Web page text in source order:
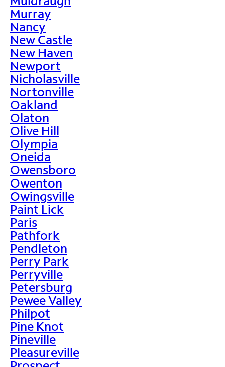
Murray
Nancy
New Castle
New Haven
Newport
Nicholasville
Nortonville
Oakland
Olaton
Olive Hill
Olympia
Oneida
Owensboro
Owenton
Owingsville
Paint Lick
Paris
Pathfork
Pendleton
Perry Park
Perryville
Petersburg
Pewee Valley
Philpot
Pine Knot
Pineville
Pleasureville